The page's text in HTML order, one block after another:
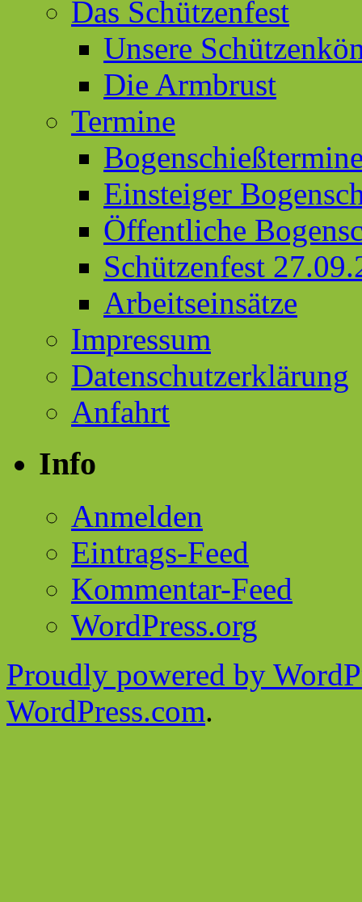
Das Schützenfest
Unsere
Die Armbrust
Termine
Einsteiger
Öffentliche
Schützenfest
Arbeitseinsätze
Impressum
Datenschutzerklärung
Anfahrt
Info
Anmelden
Eintrags-Feed
Kommentar-Feed
WordPress.org
Proudly powered by
WordPress.com.